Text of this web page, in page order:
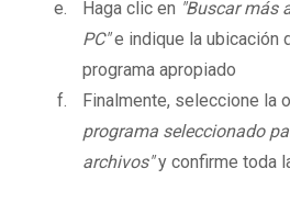
Haga clic en "Buscar más
PC"e indique la ubicación
programa apropiado
Finalmente, seleccione la
programa seleccionado
archivos"y confirme toda